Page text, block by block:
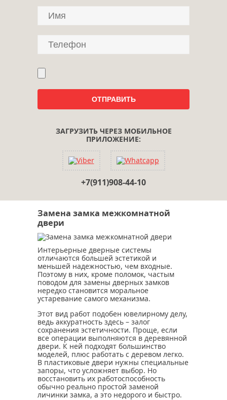
ЗАГРУЗИТЬ ЧЕРЕЗ МОБИЛЬНОЕ
ПРИЛОЖЕНИЕ:
+7(911)908-44-10
Замена замка межкомнатной
двери
Интерьерные дверные системы
отличаются большей эстетикой и
меньшей надежностью, чем входные.
Поэтому в них, кроме поломок, частым
поводом для замены дверных замков
нередко становится моральное
устаревание самого механизма.
Этот вид работ подобен ювелирному делу,
ведь аккуратность здесь – залог
сохранения эстетичности. Проще, если
все операции выполняются в деревянной
двери. К ней подходят большинство
моделей, плюс работать с деревом легко.
В пластиковые двери нужны специальные
запоры, что усложняет выбор. Но
восстановить их работоспособность
обычно реально простой заменой
личинки замка, а это недорого и быстро.